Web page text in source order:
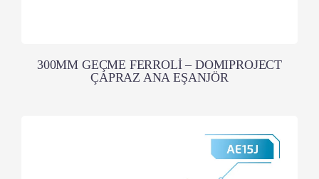
300MM GEÇME FERROLİ – DOMIPROJECT
ÇAPRAZ ANA EŞANJÖR